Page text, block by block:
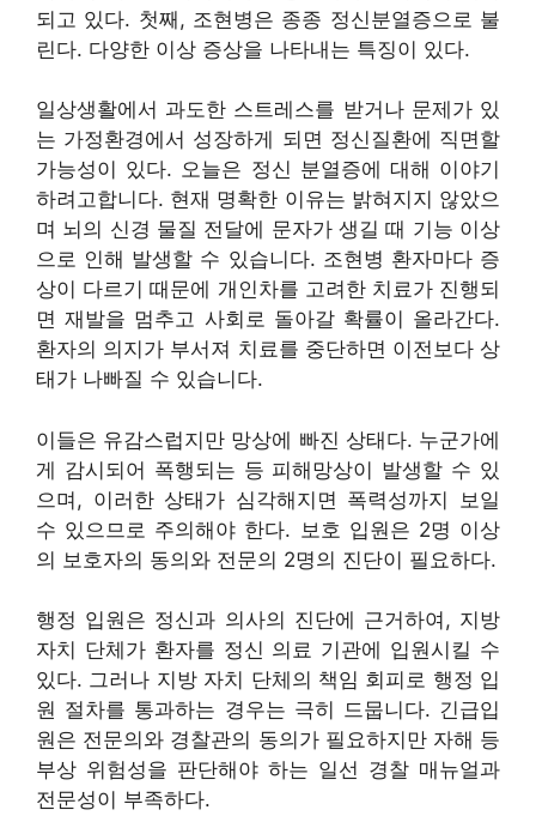
되고 있다. 첫째, 조현병은 종종 정신분열증으로 불
린다. 다양한 이상 증상을 나타내는 특징이 있다.
일상생활에서 과도한 스트레스를 받거나 문제가 있
는 가정환경에서 성장하게 되면 정신질환에 직면할
가능성이 있다. 오늘은 정신 분열증에 대해 이야기
하려고합니다. 현재 명확한 이유는 밝혀지지 않았으
며 뇌의 신경 물질 전달에 문자가 생길 때 기능 이상
으로 인해 발생할 수 있습니다. 조현병 환자마다 증
상이 다르기 때문에 개인차를 고려한 치료가 진행되
면 재발을 멈추고 사회로 돌아갈 확률이 올라간다.
환자의 의지가 부서져 치료를 중단하면 이전보다 상
태가 나빠질 수 있습니다.
이들은 유감스럽지만 망상에 빠진 상태다. 누군가에
게 감시되어 폭행되는 등 피해망상이 발생할 수 있
으며, 이러한 상태가 심각해지면 폭력성까지 보일
수 있으므로 주의해야 한다. 보호 입원은 2명 이상
의 보호자의 동의와 전문의 2명의 진단이 필요하다.
행정 입원은 정신과 의사의 진단에 근거하여, 지방
자치 단체가 환자를 정신 의료 기관에 입원시킬 수
있다. 그러나 지방 자치 단체의 책임 회피로 행정 입
원 절차를 통과하는 경우는 극히 드뭅니다. 긴급입
원은 전문의와 경찰관의 동의가 필요하지만 자해 등
부상 위험성을 판단해야 하는 일선 경찰 매뉴얼과
전문성이 부족하다.